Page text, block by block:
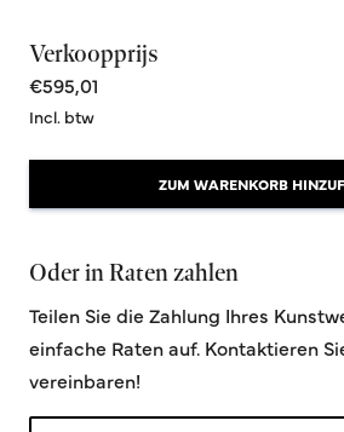
Verkoopprijs
€595,01
Incl. btw
ZUM WARENKORB
Oder in Raten zahlen
Teilen Sie die Zahlung Ihres
einfache Raten auf. Kontaktieren
vereinbaren!